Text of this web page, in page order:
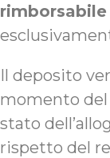
Il deposito
momento del
stato
rispetto del